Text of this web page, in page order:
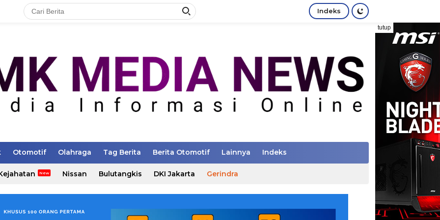
Indeks
tutup
Otomotif Olahraga Tag Berita Berita Otomotif Lainnya Indeks
Nissan Bulutangkis DKI Jakarta Gerindra